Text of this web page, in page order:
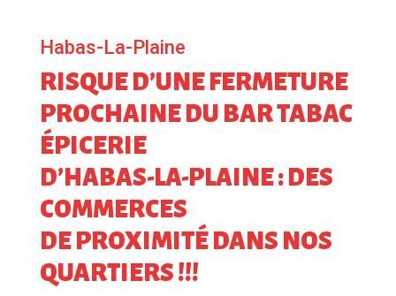
Habas-La-Plaine
RISQUE D’UNE FERMETURE
PROCHAINE DU BAR TABAC
ÉPICERIE
D’HABAS-LA-PLAINE : DES
COMMERCES
DE PROXIMITÉ DANS NOS
QUARTIERS !!!